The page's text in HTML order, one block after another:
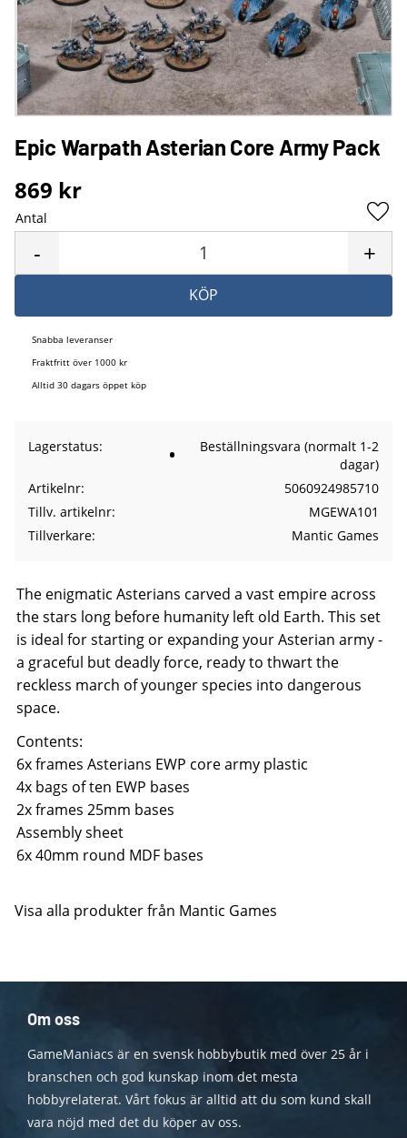
Epic Warpath Asterian Core Army Pack
869 kr
Antal
+
-
KÖP
Snabba leveranser
Fraktfritt över 1000 kr
Alltid 30 dagars öppet köp
Lagerstatus
Beställningsvara (normalt 1-2
dagar)
Artikelnr
5060924985710
Tillv. artikelnr
MGEWA101
Tillverkare
Mantic Games
The enigmatic Asterians carved a vast empire across
the stars long before humanity left old Earth. This set
is ideal for starting or expanding your Asterian army -
a graceful but deadly force, ready to thwart the
reckless march of younger species into dangerous
space.
Contents:
6x frames Asterians EWP core army plastic
4x bags of ten EWP bases
2x frames 25mm bases
Assembly sheet
6x 40mm round MDF bases
Visa alla produkter från Mantic Games
Om oss
GameManiacs är en svensk hobbybutik med över 25 år i
branschen och god kunskap inom det mesta
hobbyrelaterat. Vårt fokus är alltid att du som kund skall
vara nöjd med det du köper av oss.